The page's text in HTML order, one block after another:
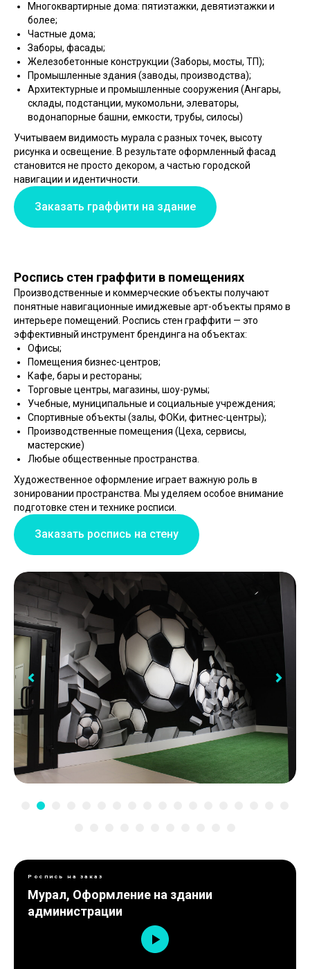
Многоквартирные дома: пятиэтажки, девятиэтажки и
более;
Частные дома;
Заборы, фасады;
Железобетонные конструкции (Заборы, мосты, ТП);
Промышленные здания (заводы, производства);
Архитектурные и промышленные сооружения (Ангары,
склады, подстанции, мукомольни, элеваторы,
водонапорные башни, емкости, трубы, силосы)
Учитываем видимость мурала с разных точек, высоту
рисунка и освещение. В результате оформленный фасад
становится не просто декором, а частью городской
навигации и идентичности.
Заказать граффити на здание
Роспись стен граффити в помещениях
Производственные и коммерческие объекты получают
понятные навигационные имиджевые арт-объекты прямо в
интерьере помещений. Роспись стен граффити — это
эффективный инструмент брендинга на объектах:
Офисы;
Помещения бизнес-центров;
Кафе, бары и рестораны;
Торговые центры, магазины, шоу-румы;
Учебные, муниципальные и социальные учреждения;
Спортивные объекты (залы, ФОКи, фитнес-центры);
Производственные помещения (Цеха, сервисы,
мастерские)
Любые общественные пространства.
Художественное оформление играет важную роль в
зонировании пространства. Мы уделяем особое внимание
подготовке стен и технике росписи.
Заказать роспись на стену
Роспись на заказ
Мурал, Оформление на здании
администрации